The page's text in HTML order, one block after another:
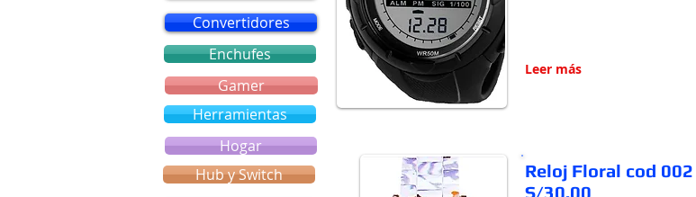
Leer más
Reloj Floral cod 002
S/30.00
Convertidores
Enchufes
Gamer
Herramientas
Hogar
Hub y Switch